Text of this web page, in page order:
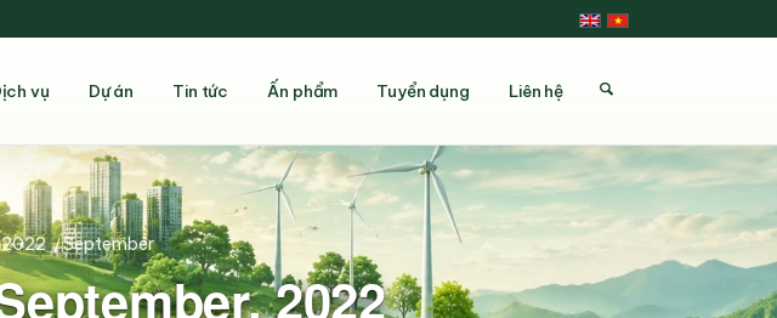
vụ Dự án Tin tức Ấn phẩm Tuyển dụng Liên hệ
2022
2022 /September